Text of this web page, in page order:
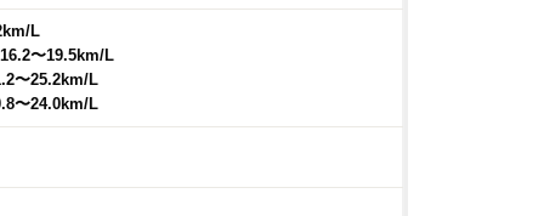
L
〜19.5km/L
〜25.2km/L
〜24.0km/L